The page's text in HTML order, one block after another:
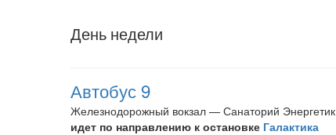
День недели
Автобус 9
Железнодорожный вокзал — Санаторий Энергетик
идет по направлению к остановке Галактика